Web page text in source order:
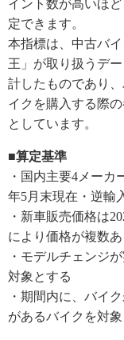
イント数が高いほ
定できます。
本指標は、中古バ
王」が取り扱うデ
計したものであり
イクを購入する際
としています。
■算定基準
・国内主要4メーカ
年5月末現在・逆輸
・新車販売価格は
により価格が複数
・モデルチェンジ
対象とする
・期間内に、バイ
があるバイクを対